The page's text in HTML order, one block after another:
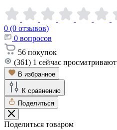
0 (0 отзывов)
0 вопросов
56 покупок
(361) 1 сейчас просматривают
В избранное
К сравнению
Поделиться
Поделиться товаром